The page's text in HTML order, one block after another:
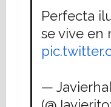
Perfecta
se vive en
—